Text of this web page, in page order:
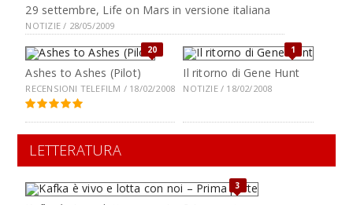
29 settembre, Life on Mars in versione italiana
NOTIZIE / 28/05/2009
20
Ashes to Ashes (Pilot)
RECENSIONI TELEFILM / 18/02/2008
1
Il ritorno di Gene Hunt
NOTIZIE / 18/02/2008
LETTERATURA
3